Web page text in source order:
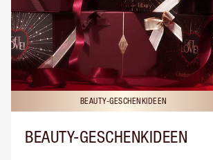
BEAUTY-GESCHENKIDEEN
BEAUTY-GESCHENKIDEEN